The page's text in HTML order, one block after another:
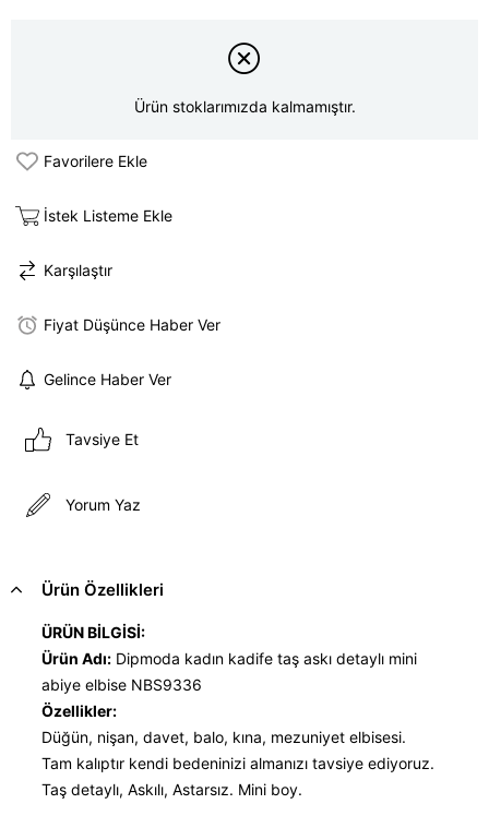
Ürün stoklarımızda kalmamıştır.
Favorilere Ekle
İstek Listeme Ekle
Karşılaştır
Fiyat Düşünce Haber Ver
Gelince Haber Ver
Tavsiye Et
Yorum Yaz
Ürün Özellikleri
ÜRÜN BİLGİSİ:
Ürün Adı: Dipmoda kadın kadife taş askı detaylı mini
abiye elbise NBS9336
Özellikler:
Düğün, nişan, davet, balo, kına, mezuniyet elbisesi.
Tam kalıptır kendi bedeninizi almanızı tavsiye ediyoruz.
Taş detaylı, Askılı, Astarsız. Mini boy.